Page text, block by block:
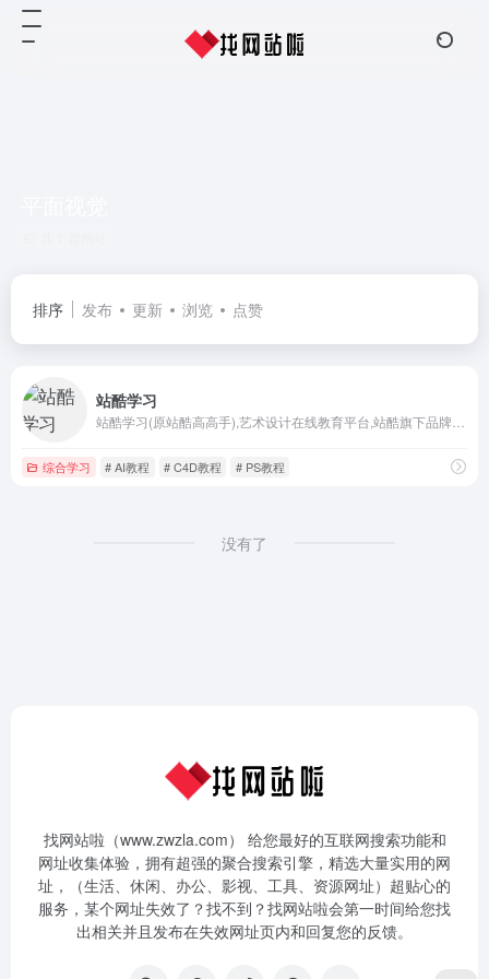
排序 发布 更新 浏览 点赞
站酷学习
综合学习 # AI教程 # C4D教程 # PS教程
没有了
找网站啦（www.zwzla.com） 给您最好的互联网搜索功能和
网址收集体验，拥有超强的聚合搜索引擎，精选大量实用的网
址，（生活、休闲、办公、影视、工具、资源网址）超贴心的
服务，某个网址失效了？找不到？找网站啦会第一时间给您找
出相关并且发布在失效网址页内和回复您的反馈。